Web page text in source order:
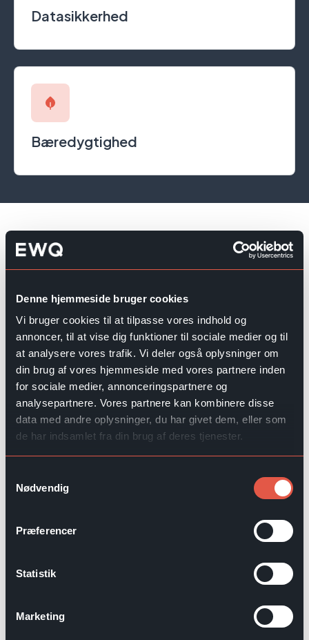
Denne hjemmeside bruger cookies
Vi bruger cookies til at tilpasse vores indhold og
annoncer, til at vise dig funktioner til sociale medier og til
at analysere vores trafik. Vi deler også oplysninger om
din brug af vores hjemmeside med vores partnere inden
for sociale medier, annonceringspartnere og
analysepartnere. Vores partnere kan kombinere disse
data med andre oplysninger, du har givet dem, eller som
de har indsamlet fra din brug af deres tjenester.
Nødvendig
Præferencer
Statistik
Marketing
Datasikkerhed
Bæredygtighed
Jeres partner i hverdagen
Hos EWQ tror vi på, at de bedste resultater skabes
transaktioner. Vi er til stede i vores kunders daglige drift
service baseret på intelligent software og løbende
udvikling.
For os betyder partnerskab en fælles rejse. Sammen
med dig designer, implementerer og videreudvikler vi
ekspertise.